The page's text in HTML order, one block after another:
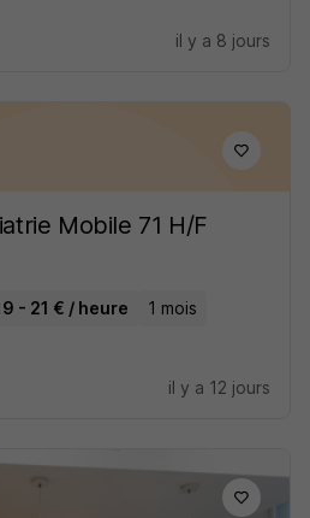
il y a 8 jours
Mobile 71 H/F
- 21 € / heure 1 mois
il y a 12 jours